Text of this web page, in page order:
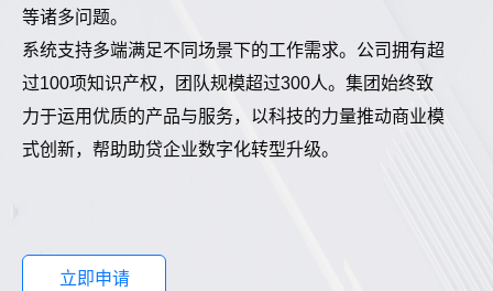
等诸多问题。
系统支持多端满足不同场景下的工作需求。公司拥有超
过100项知识产权，团队规模超过300人。集团始终致
力于运用优质的产品与服务，以科技的力量推动商业模
式创新，帮助助贷企业数字化转型升级。
立即申请